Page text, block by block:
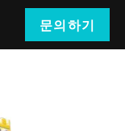
문의하기